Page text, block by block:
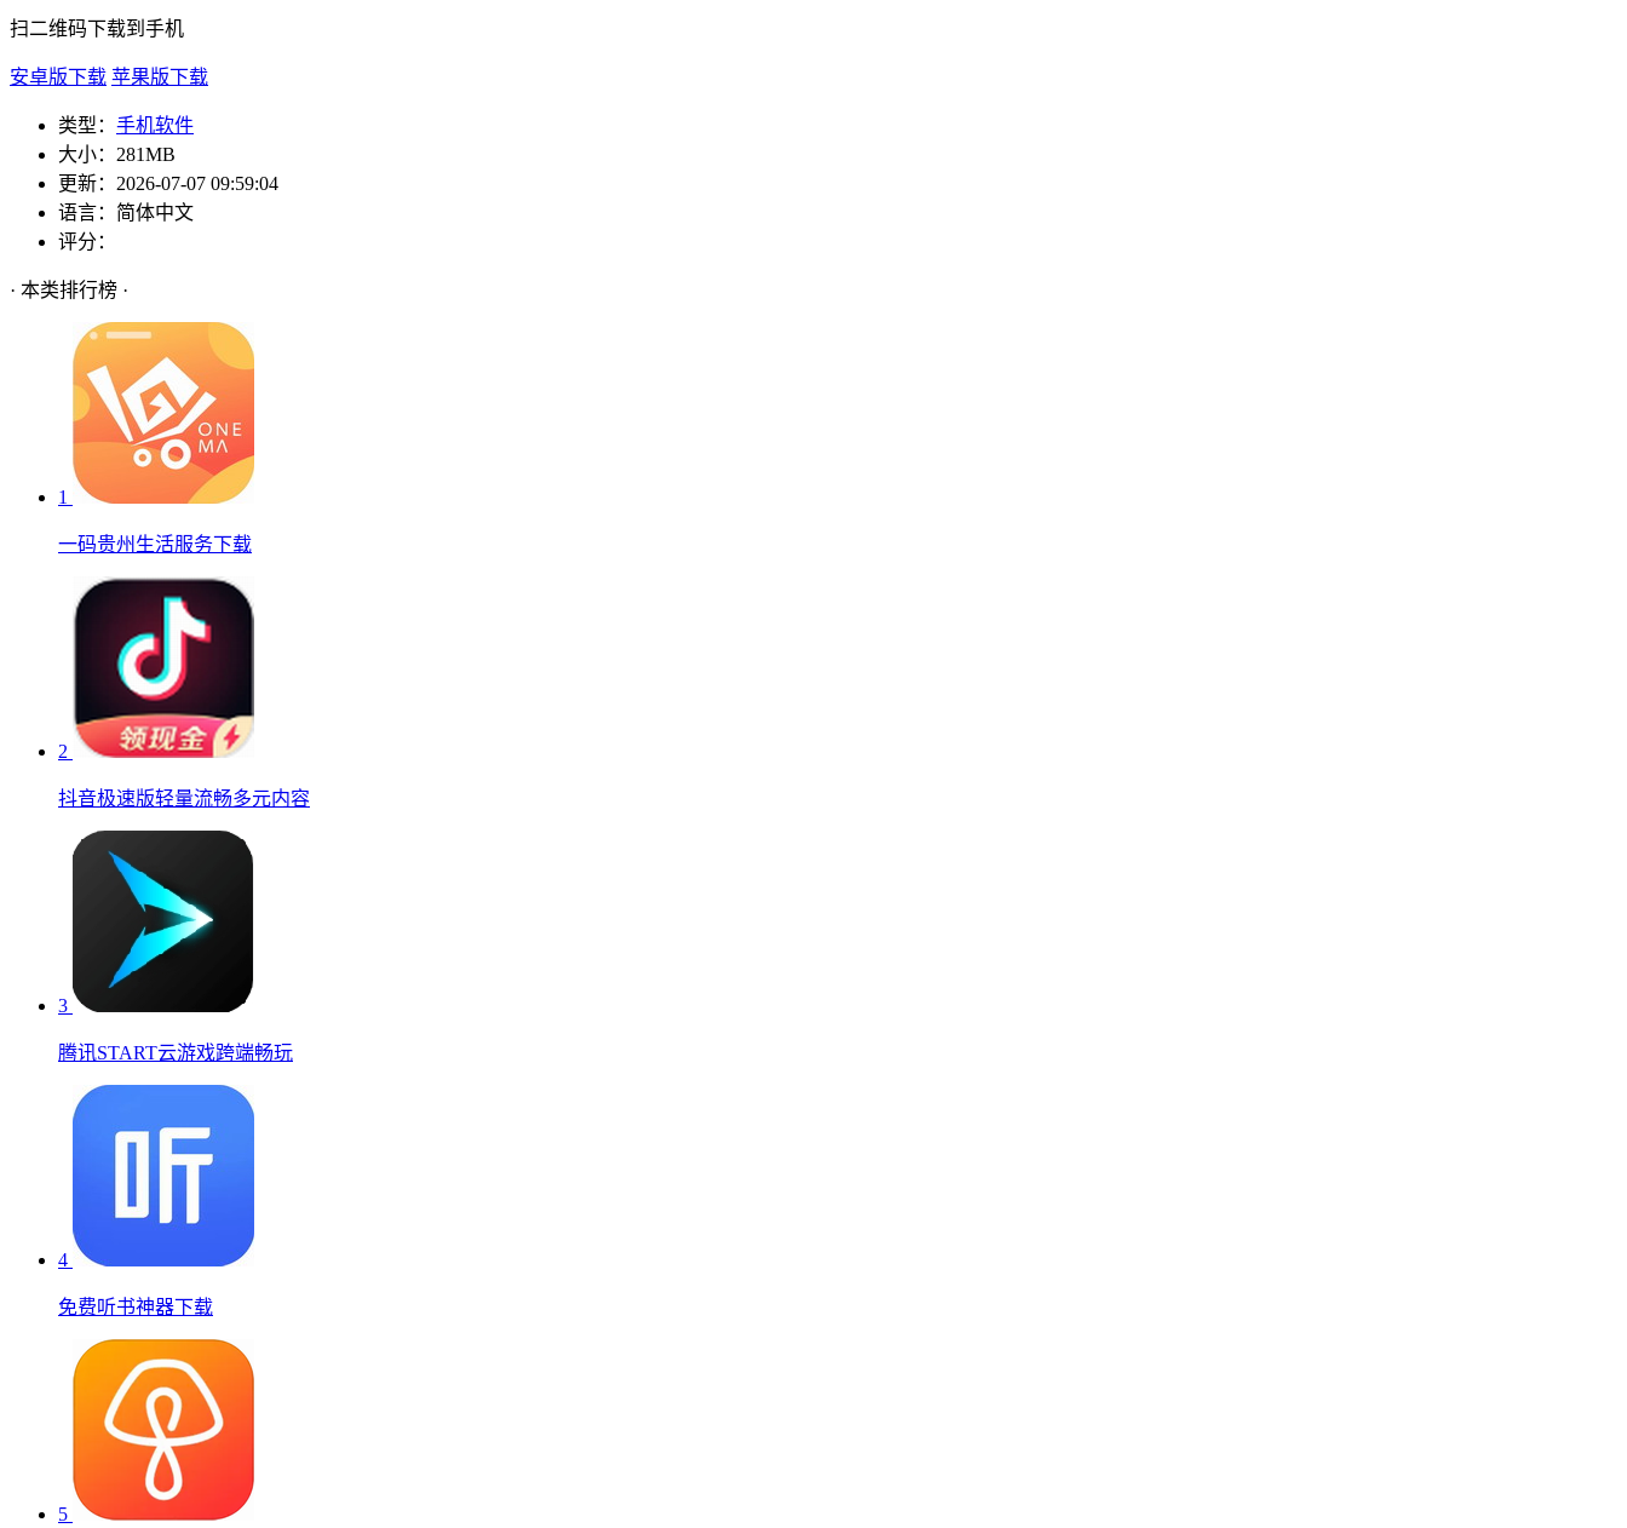
扫二维码下载到手机
安卓版下载 苹果版下载
类型： 手机软件
大小： 281MB
更新： 2026-07-07 09:59:04
语言： 简体中文
评分：
· 本类排行榜 ·
1
一码贵州生活服务下载
2
抖音极速版轻量流畅多元内容
3
腾讯START云游戏跨端畅玩
4
免费听书神器下载
5